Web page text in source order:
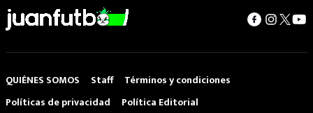
QUIÉNES SOMOS Staff
Términos y condiciones
Políticas de privacidad
Política Editorial